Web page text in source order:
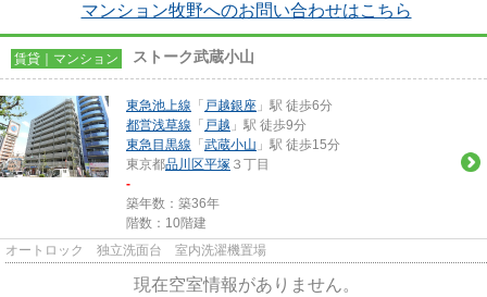
マンション牧野へのお問い合わせはこちら
賃貸｜マンション ストーク武蔵小山
東急池上線 「 戸越銀座 」駅 徒歩6分
都営浅草線 「 戸越 」駅 徒歩9分
東急目黒線 「 武蔵小山 」駅 徒歩15分
東京都品川区平塚 ３丁目
-
築年数：築36年
階数：10階建
オートロック 独立洗面台 室内洗濯機置場
現在空室情報がありません。